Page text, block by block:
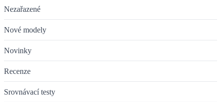
Nezařazené
Nové modely
Novinky
Recenze
Srovnávací testy